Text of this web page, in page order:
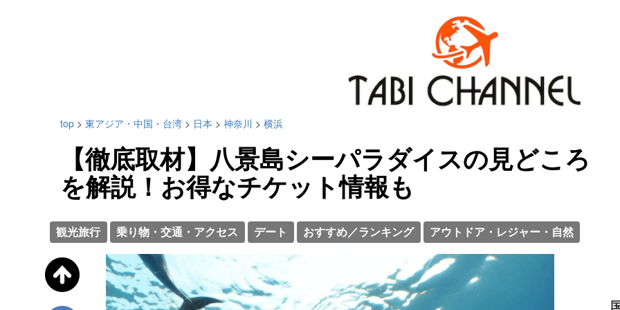
top > 東アジア・中国・台湾 > 日本 > 神奈川 > 横浜
【徹底取材】八景島シーパラダイスの見どころ
を解説！お得なチケット情報も
観光旅行 乗り物・交通・アクセス デート おすすめ／ランキング アウトドア・レジャー・自然